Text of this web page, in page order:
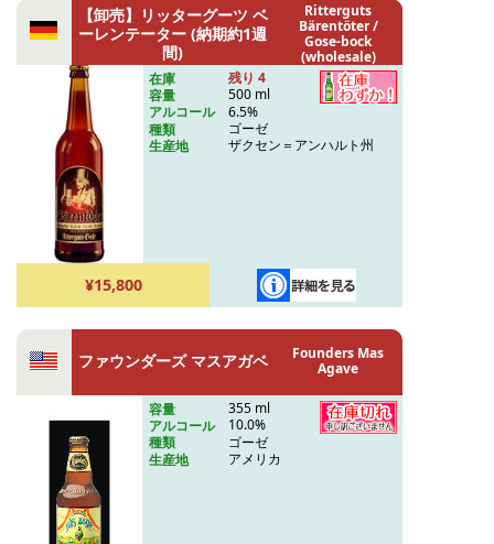
【卸売】リッターグーツ ベ
ーレンテーター (納期約1週
間)
Ritterguts
Bärentöter /
Gose-bock
(wholesale)
在庫
残り 4
容量
500 ml
アルコール
6.5%
種類
ゴーゼ
生産地
ザクセン＝アンハルト州
¥15,800
ファウンダーズ マスアガベ
Founders Mas
Agave
容量
355 ml
アルコール
10.0%
種類
ゴーゼ
生産地
アメリカ